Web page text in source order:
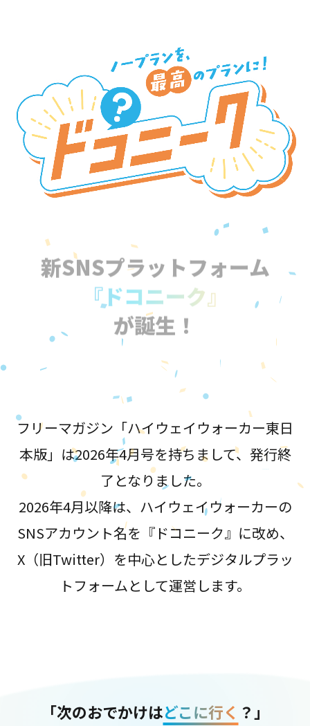
新SNSプラットフォーム
『ドコニーク』
が誕生！
フリーマガジン「ハイウェイウォーカー東日
本版」は2026年4月号を持ちまして、発行終
了となりました。
2026年4月以降は、ハイウェイウォーカーの
SNSアカウント名を『ドコニーク』に改め、
X（旧Twitter）を中心としたデジタルプラッ
トフォームとして運営します。
「次のおでかけはどこに行く ？」